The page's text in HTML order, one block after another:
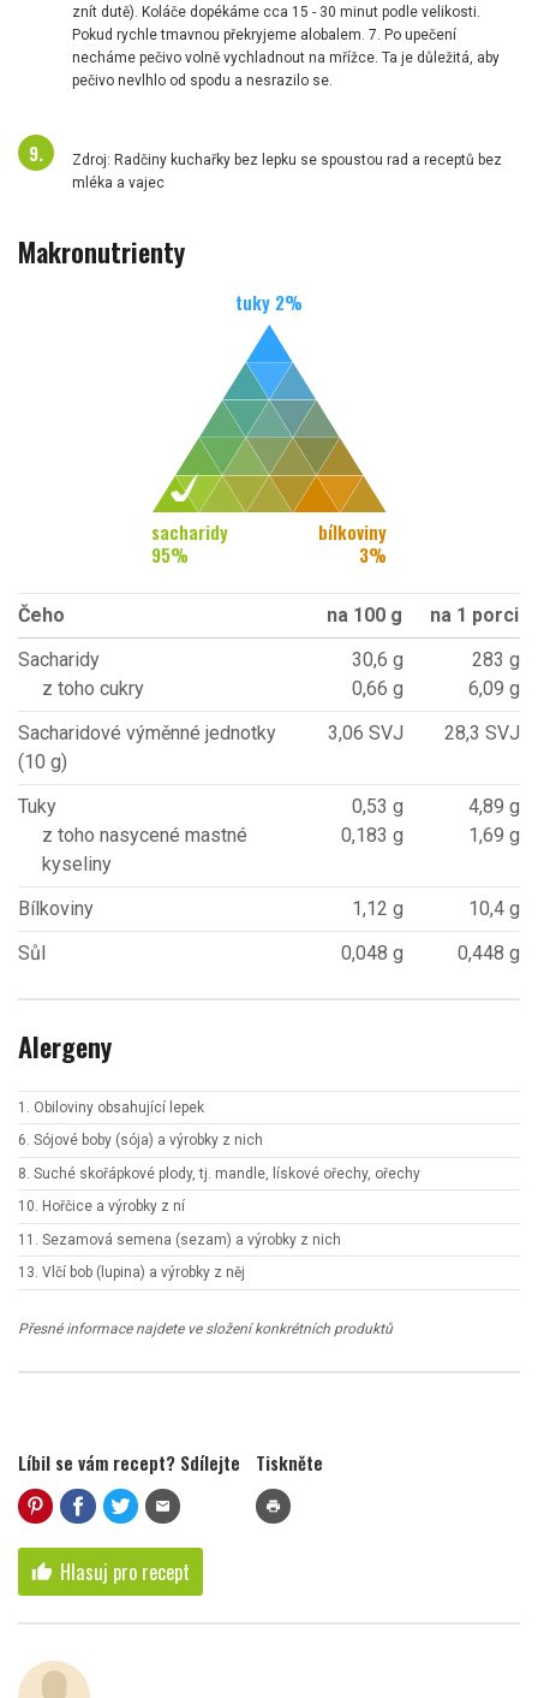
znít dutě). Koláče dopékáme cca 15 - 30 minut podle velikosti.
Pokud rychle tmavnou překryjeme alobalem. 7. Po upečení
necháme pečivo volně vychladnout na mřížce. Ta je důležitá, aby
pečivo nevlhlo od spodu a nesrazilo se.
Zdroj: Radčiny kuchařky bez lepku se spoustou rad a receptů bez
mléka a vajec
Makronutrienty
tuky 2%
sacharidy
95%
bílkoviny
3%
Čeho na 100 g
na 1 porci
Sacharidy
z toho cukry
30,6 g
0,66 g
283 g
6,09 g
Sacharidové výměnné jednotky
(10 g)
3,06 SVJ 28,3 SVJ
Tuky
z toho nasycené mastné
kyseliny
0,53 g
0,183 g
4,89 g
1,69 g
Bílkoviny 1,12 g
10,4 g
Sůl
0,048 g 0,448 g
Alergeny
1. Obiloviny obsahující lepek
6. Sójové boby (sója) a výrobky z nich
8. Suché skořápkové plody, tj. mandle, lískové ořechy, ořechy
10. Hořčice a výrobky z ní
11. Sezamová semena (sezam) a výrobky z nich
13. Vlčí bob (lupina) a výrobky z něj
Přesné informace najdete ve složení konkrétních produktů
Líbil se vám recept? Sdílejte
mail
Tiskněte
print
thumb_up Hlasuj pro recept